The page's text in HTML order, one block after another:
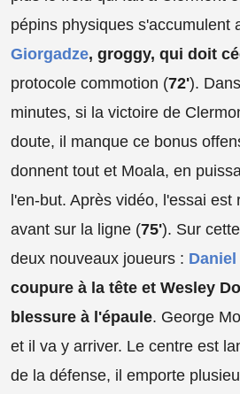
pépins physiques s'accumulent
Giorgadze, groggy, qui doit
protocole commotion (72').
minutes, si la victoire de
doute, il manque ce bonus
donnent tout et Moala, en
l'en-but. Après vidéo, l'essai est
avant sur la ligne (75'). Sur
deux nouveaux joueurs :
coupure à la tête et Wesley
blessure à l'épaule. George
et il va y arriver. Le centre est
de la défense, il emporte